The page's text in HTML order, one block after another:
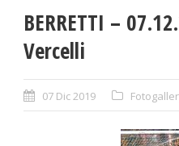
BERRETTI –
Vercelli
07 Dic 2019